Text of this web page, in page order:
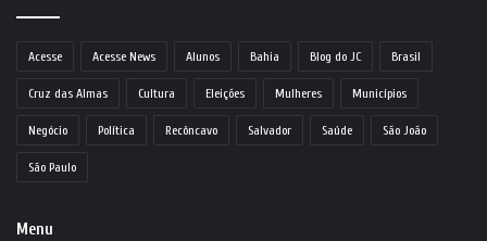
Acesse Acesse News Alunos Bahia Blog do JC Brasil
Cruz das Almas Cultura Eleições Mulheres Municípios
Negócio Política Recôncavo Salvador Saúde São João
São Paulo
Menu